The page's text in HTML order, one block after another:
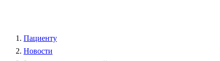
Пациенту
Новости